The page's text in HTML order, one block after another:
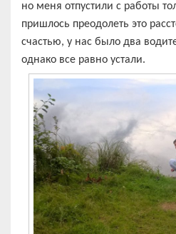
но меня отпустили с работы
пришлось преодолеть это
счастью, у нас было два
однако все равно устали.